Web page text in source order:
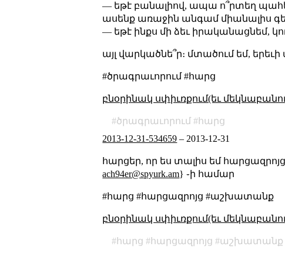
— եթէ բանալիով, ապա ո՞րտեղ
ասենք առաջին անգամ միանալիս
— եթէ ինքս մի ձեւ իրականացնեմ,
այլ վարկածնե՞ր։ մտածում եմ,
#ծրագրաւորում #հարց
բնօրինակ սփիւռքում(եւ
ծրագրաւորում
հարց
2013-12-31-534659 – 2013-12-31
հարցեր, որ ես տալիս եմ
ach94er@spyurk.am} ֊ի համար
#հարց #հարցազրոյց #աշխատանք
բնօրինակ սփիւռքում(եւ
հարց հարցազրոյց
աշխատանք